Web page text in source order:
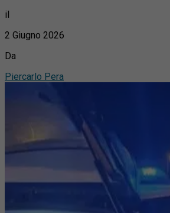
il
2 Giugno 2026
Da
Piercarlo Pera